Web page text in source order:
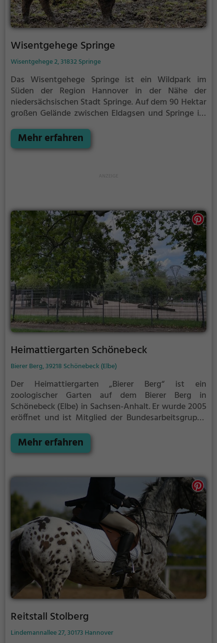
Wisentgehege Springe
Wisentgehege 2, 31832 Springe
Das Wisentgehege Springe ist ein Wildpark im
Süden der Region Hannover in der Nähe der
niedersächsischen Stadt Springe. Auf dem 90 Hektar
großen Gelände zwischen Eldagsen und Springe im
zeigt regionaltypische Tiere im natürlichen
Lebensraum der nördlichen Mittelgebirgsschwelle,
Wildarten weiterentwickelt und dient heute, mittels
verschiedener Einrichtungen wie Falkenhof und
Wolfsgehege, besonders der Umweltbildung. Träger
des Wisentgeheges sind die Niedersächsischen
Landesforsten, eine Anstalt des öffentlichen Rechts.
Mehr erfahren
Heimattiergarten Schönebeck
Bierer Berg, 39218 Schönebeck (Elbe)
Der Heimattiergarten „Bierer Berg“ ist ein
zoologischer Garten auf dem Bierer Berg in
Schönebeck (Elbe) in Sachsen-Anhalt. Er wurde 2005
eröffnet und ist Mitglied der Bundesarbeitsgruppe
Tierparkgesellschaft (DTG). Der Zoo zeigt 260 Tiere
in 52 Tierarten (Stand: 2016).
Mehr erfahren
Reitstall Stolberg
Lindemannallee 27, 30173 Hannover